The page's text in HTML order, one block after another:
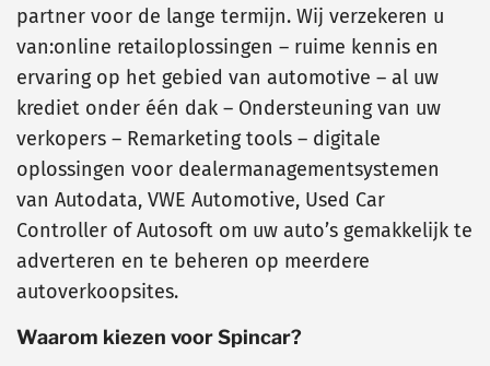
partner voor de lange termijn. Wij verzekeren u
van:online retailoplossingen – ruime kennis en
ervaring op het gebied van automotive – al uw
krediet onder één dak – Ondersteuning van uw
verkopers – Remarketing tools – digitale
oplossingen voor dealermanagementsystemen
van Autodata, VWE Automotive, Used Car
Controller of Autosoft om uw auto’s gemakkelijk te
adverteren en te beheren op meerdere
autoverkoopsites.
Waarom kiezen voor Spincar?